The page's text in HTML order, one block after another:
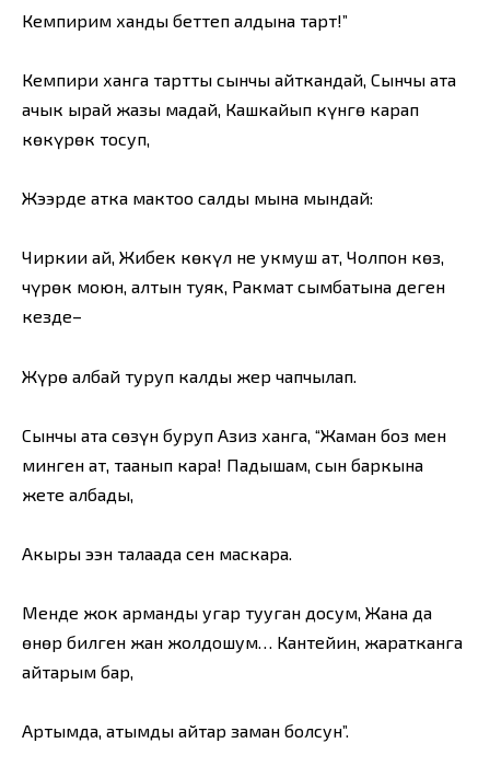
Кемпирим ханды беттеп алдына тарт!”
Кемпири ханга тартты сынчы айткандай, Сынчы ата
ачык ырай жазы маңдай, Кашкайып күнгө карап
көкүрөк тосуп,
Жээрде атка мактоо салды мына мындай:
Чиркии ай, Жибек көкүл не укмуш ат, Чолпон көз,
чүрөк моюн, алтын туяк, Ракмат сымбатына деген
кезде–
Жүрө албай туруп калды жер чапчылап.
Сынчы ата сөзүн буруп Азиз ханга, “Жаман боз мен
минген ат, таанып кара! Падышам, сын баркына
жете албадың,
Акыры ээн талаада сен маскара.
Менде жок арманды угар тууган досум, Жана да
өнөр билген жан жолдошум… Кантейин, жаратканга
айтарым бар,
Артымда, атымды айтар заман болсун”.